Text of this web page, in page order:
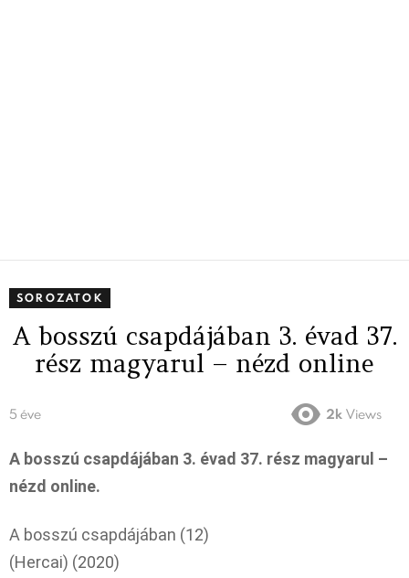
SOROZATOK
A bosszú csapdájában 3. évad 37.
rész magyarul – nézd online
5 éve 2k Views
A bosszú csapdájában 3. évad 37. rész magyarul –
nézd online.
A bosszú csapdájában (12)
(Hercai) (2020)